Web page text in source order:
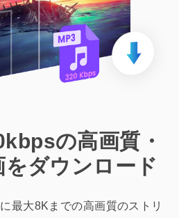
の高画質・
ダウンロード
最大8Kまでの高画質のストリ